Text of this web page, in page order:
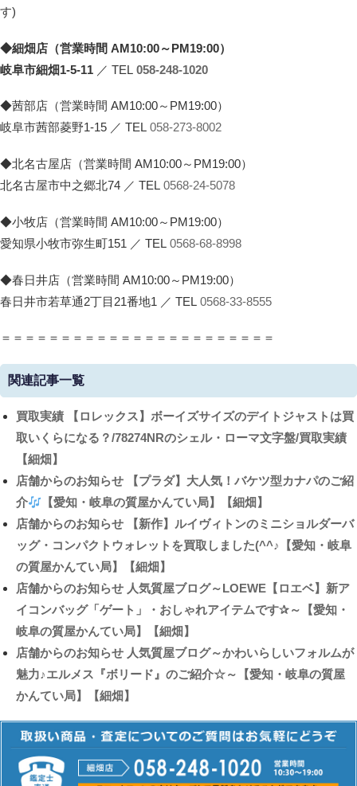
す)
◆細畑店（営業時間 AM10:00～PM19:00）
岐阜市細畑1-5-11 ／ TEL 058-248-1020
◆茜部店（営業時間 AM10:00～PM19:00）
岐阜市茜部菱野1-15 ／ TEL 058-273-8002
◆北名古屋店（営業時間 AM10:00～PM19:00）
北名古屋市中之郷北74 ／ TEL 0568-24-5078
◆小牧店（営業時間 AM10:00～PM19:00）
愛知県小牧市弥生町151 ／ TEL 0568-68-8998
◆春日井店（営業時間 AM10:00～PM19:00）
春日井市若草通2丁目21番地1 ／ TEL 0568-33-8555
＝＝＝＝＝＝＝＝＝＝＝＝＝＝＝＝＝＝＝＝＝＝＝
関連記事一覧
買取実績 【ロレックス】ボーイズサイズのデイトジャストは買
取いくらになる？/78274NRのシェル・ローマ文字盤/買取実績
【細畑】
店舗からのお知らせ 【プラダ】大人気！バケツ型カナパのご紹
介
【愛知・岐阜の質屋かんてい局】【細畑】
店舗からのお知らせ 【新作】ルイヴィトンのミニショルダーバ
ッグ・コンパクトウォレットを買取しました(^^♪【愛知・岐阜
の質屋かんてい局】【細畑】
店舗からのお知らせ 人気質屋ブログ～LOEWE【ロエベ】新ア
イコンバッグ「ゲート」・おしゃれアイテムです✰～【愛知・
岐阜の質屋かんてい局】【細畑】
店舗からのお知らせ 人気質屋ブログ～かわいらしいフォルムが
魅力♪エルメス『ボリード』のご紹介☆～【愛知・岐阜の質屋
かんてい局】【細畑】